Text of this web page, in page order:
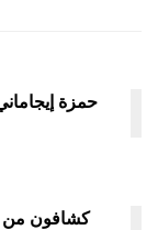
حمزة
كشافون من